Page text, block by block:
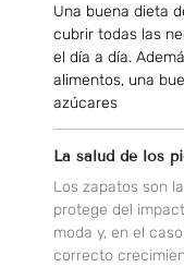
Una buena dieta
cubrir todas las
el día a día.
alimentos, una
azúcares
La salud de los
Los zapatos son
protege del
moda y, en el
correcto